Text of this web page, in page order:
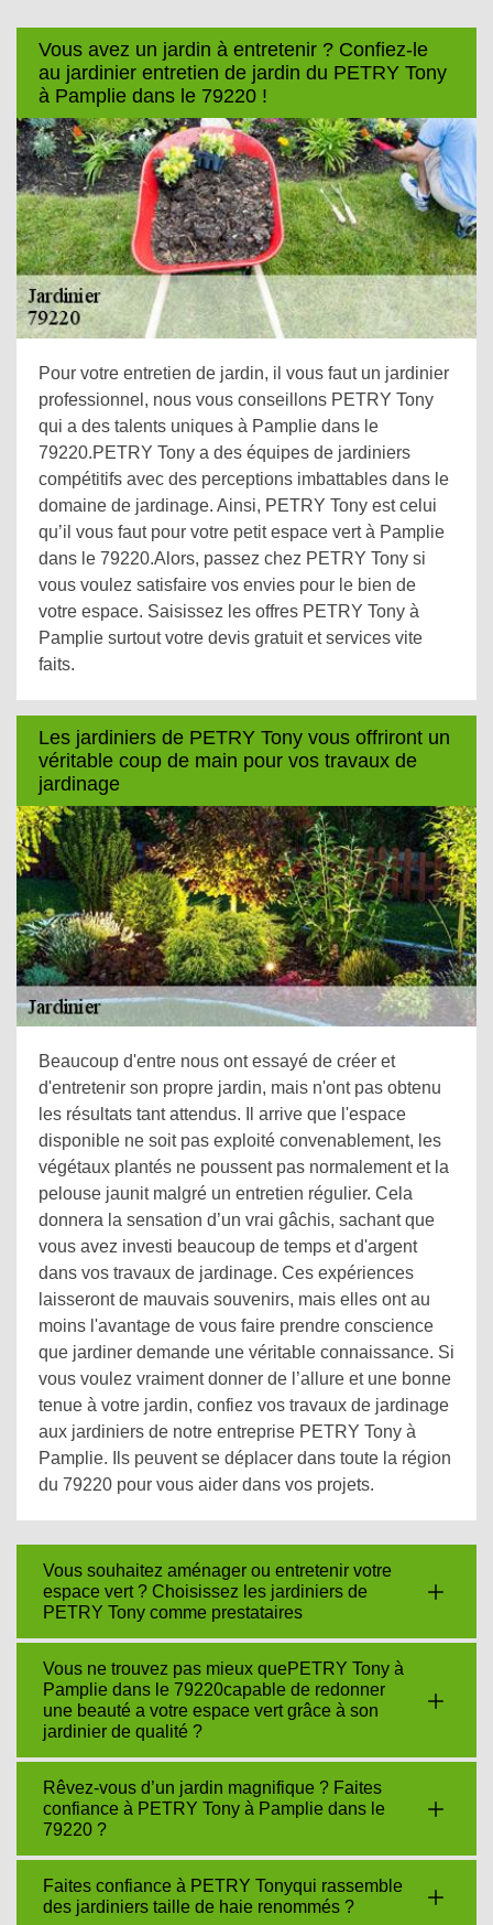
Vous avez un jardin à entretenir ? Confiez-le
au jardinier entretien de jardin du PETRY Tony
à Pamplie dans le 79220 !
Pour votre entretien de jardin, il vous faut un jardinier
professionnel, nous vous conseillons PETRY Tony
qui a des talents uniques à Pamplie dans le
79220.PETRY Tony a des équipes de jardiniers
compétitifs avec des perceptions imbattables dans le
domaine de jardinage. Ainsi, PETRY Tony est celui
qu’il vous faut pour votre petit espace vert à Pamplie
dans le 79220.Alors, passez chez PETRY Tony si
vous voulez satisfaire vos envies pour le bien de
votre espace. Saisissez les offres PETRY Tony à
Pamplie surtout votre devis gratuit et services vite
faits.
Les jardiniers de PETRY Tony vous offriront un
véritable coup de main pour vos travaux de
jardinage
Beaucoup d'entre nous ont essayé de créer et
d'entretenir son propre jardin, mais n'ont pas obtenu
les résultats tant attendus. Il arrive que l'espace
disponible ne soit pas exploité convenablement, les
végétaux plantés ne poussent pas normalement et la
pelouse jaunit malgré un entretien régulier. Cela
donnera la sensation d’un vrai gâchis, sachant que
vous avez investi beaucoup de temps et d'argent
dans vos travaux de jardinage. Ces expériences
laisseront de mauvais souvenirs, mais elles ont au
moins l'avantage de vous faire prendre conscience
que jardiner demande une véritable connaissance. Si
vous voulez vraiment donner de l’allure et une bonne
tenue à votre jardin, confiez vos travaux de jardinage
aux jardiniers de notre entreprise PETRY Tony à
Pamplie. Ils peuvent se déplacer dans toute la région
du 79220 pour vous aider dans vos projets.
Vous souhaitez aménager ou entretenir votre
espace vert ? Choisissez les jardiniers de
PETRY Tony comme prestataires
Vous ne trouvez pas mieux quePETRY Tony à
Pamplie dans le 79220capable de redonner
une beauté a votre espace vert grâce à son
jardinier de qualité ?
Rêvez-vous d’un jardin magnifique ? Faites
confiance à PETRY Tony à Pamplie dans le
79220 ?
Faites confiance à PETRY Tonyqui rassemble
des jardiniers taille de haie renommés ?